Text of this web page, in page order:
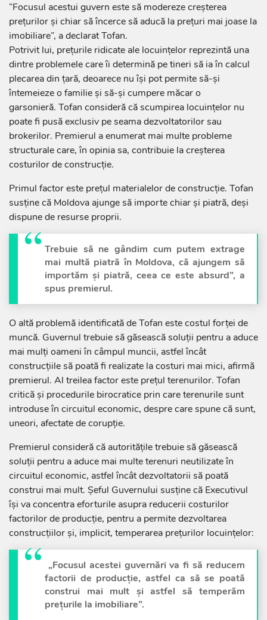
”Focusul acestui guvern este să modereze creșterea
prețurilor și chiar să încerce să aducă la prețuri mai joase la
imobiliare”, a declarat Tofan.
Potrivit lui, prețurile ridicate ale locuințelor reprezintă una
dintre problemele care îi determină pe tineri să ia în calcul
plecarea din țară, deoarece nu își pot permite să-și
întemeieze o familie și să-și cumpere măcar o
garsonieră. Tofan consideră că scumpirea locuințelor nu
poate fi pusă exclusiv pe seama dezvoltatorilor sau
brokerilor. Premierul a enumerat mai multe probleme
structurale care, în opinia sa, contribuie la creșterea
costurilor de construcție.
Primul factor este prețul materialelor de construcție. Tofan
susține că Moldova ajunge să importe chiar și piatră, deși
dispune de resurse proprii.
Trebuie să ne gândim cum putem extrage
mai multă piatră în Moldova, că ajungem să
importăm și piatră, ceea ce este absurd”, a
spus premierul.
O altă problemă identificată de Tofan este costul forței de
muncă. Guvernul trebuie să găsească soluții pentru a aduce
mai mulți oameni în câmpul muncii, astfel încât
construcțiile să poată fi realizate la costuri mai mici, afirmă
premierul. Al treilea factor este prețul terenurilor. Tofan
critică și procedurile birocratice prin care terenurile sunt
introduse în circuitul economic, despre care spune că sunt,
uneori, afectate de corupție.
Premierul consideră că autoritățile trebuie să găsească
soluții pentru a aduce mai multe terenuri neutilizate în
circuitul economic, astfel încât dezvoltatorii să poată
construi mai mult. Șeful Guvernului susține că Executivul
își va concentra eforturile asupra reducerii costurilor
factorilor de producție, pentru a permite dezvoltarea
construcțiilor și, implicit, temperarea prețurilor locuințelor:
„Focusul acestei guvernări va fi să reducem
factorii de producție, astfel ca să se poată
construi mai mult și astfel să temperăm
prețurile la imobiliare”.